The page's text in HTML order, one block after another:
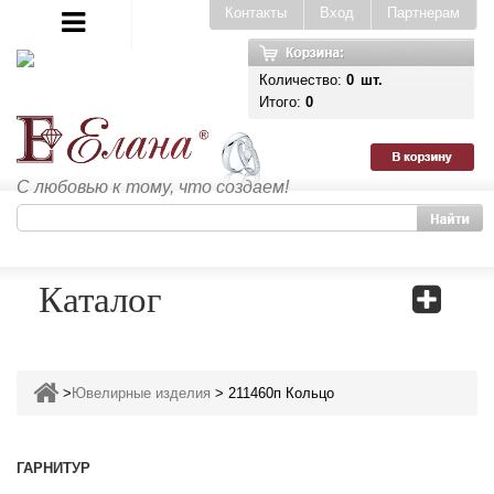
С любовью к тому, что создаем!
Партнерам
Вход
Контакты
Количество: 0 шт.
Итого: 0
Каталог
> Ювелирные изделия > 211460п Кольцо
ГАРНИТУР